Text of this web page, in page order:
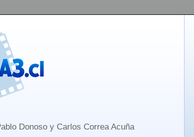
Donoso y Carlos Correa Acuña